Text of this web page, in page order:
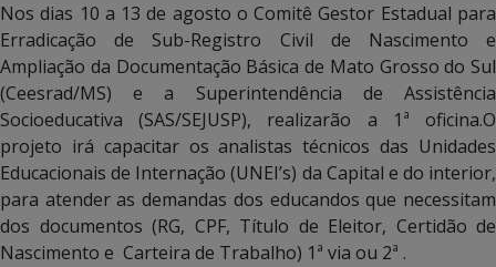
Nos dias 10 a 13 de agosto o Comitê Gestor Estadual para
Erradicação de Sub-Registro Civil de Nascimento e
Ampliação da Documentação Básica de Mato Grosso do Sul
(Ceesrad/MS) e a Superintendência de Assistência
Socioeducativa (SAS/SEJUSP), realizarão a 1ª oficina.O
projeto irá capacitar os analistas técnicos das Unidades
Educacionais de Internação (UNEI’s) da Capital e do interior,
para atender as demandas dos educandos que necessitam
dos documentos (RG, CPF, Título de Eleitor, Certidão de
Nascimento e Carteira de Trabalho) 1ª via ou 2ª .